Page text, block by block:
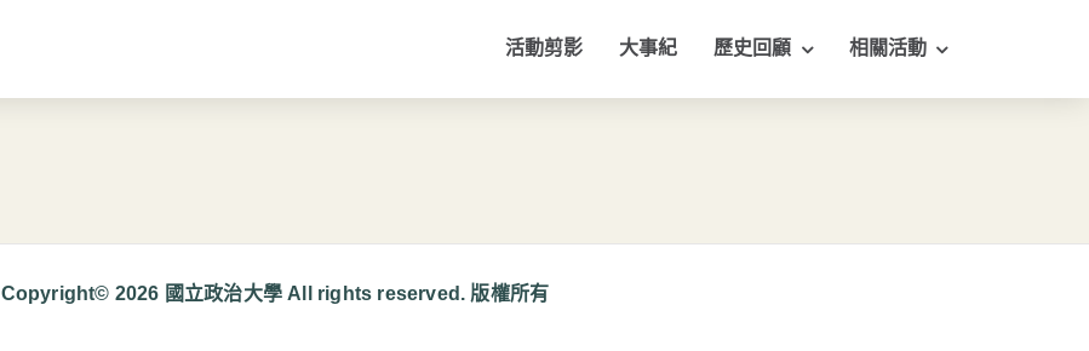
活動剪影 大事紀 歷史回顧 相關活動
Copyright© 2026 國立政治大學 All rights reserved. 版權所有